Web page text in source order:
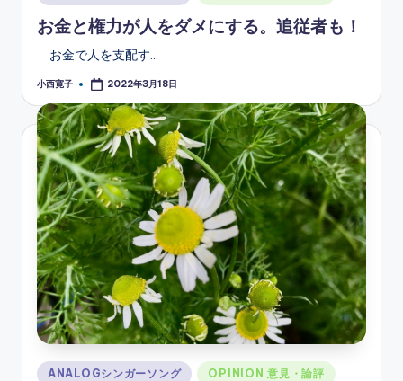
in
お金と権力が人をダメにする。追従者も！
お金で人を支配す…
Posted
小西寛子 2022年3月18日
Posted
ANALOGシンガーソング OPINION 意見・論評